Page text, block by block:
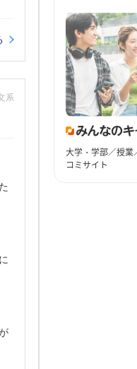
系
大学・学部／授業
コミサイト